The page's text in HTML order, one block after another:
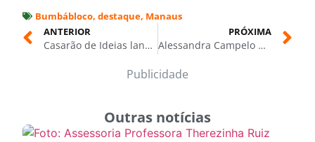
Bumbábloco, destaque, Manaus
ANTERIOR
Casarão de Ideias lança campanha para preservar a memória do prédio da antiga Escola Saldanha Marinho
PRÓXIMA
Alessandra Campelo destaca lei estadual e apoio a projetos no Dia Internacional das Meninas e Mulheres na Ciência
Publicidade
Outras notícias